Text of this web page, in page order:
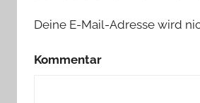
Deine E-Mail-Adresse wird
Kommentar